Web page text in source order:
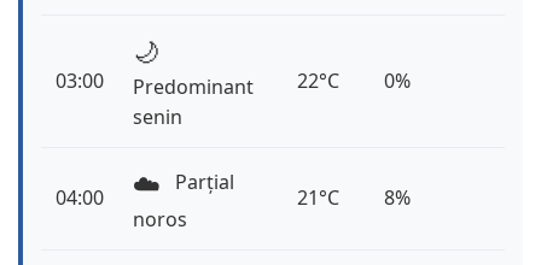
03:00
🌙
Predominant
senin
22°C 0%
04:00 ☁️
Parțial
noros
21°C 8%